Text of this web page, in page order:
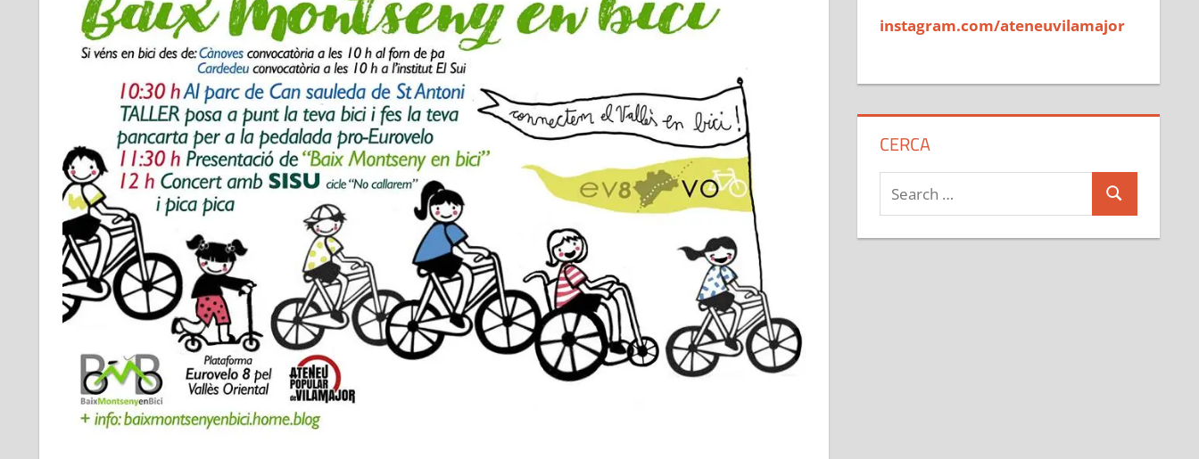
instagram.com/ateneuvilamajor
CERCA
Search
for:
Search